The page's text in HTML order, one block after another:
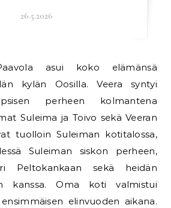
26.5.2026
kylän Oosilla. Veera syntyi
perheen kolmantena
Suleima ja Toivo sekä Veeran
tuolloin Suleiman kotitalossa,
Suleiman siskon perheen,
Peltokankaan sekä heidän
kanssa. Oma koti valmistui
elinvuoden aikana.